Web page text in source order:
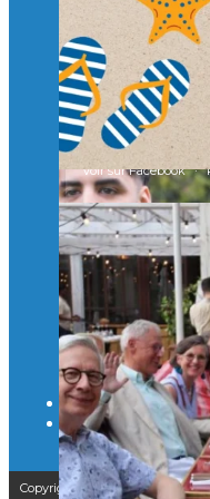
un numérique au
À l’Isep, nous
Mastères
valeurs
...Voir plus
il y a 2 mois
Voir sur Facebook ·
🚀Afterwork à
🥳 Le 22 avril
en Suisse ont
retrouvailles et
Merci à tous
CHEA pour
il y a 3 mois
Voir sur Facebook ·
Copyright © 2025 – Isep Alumni